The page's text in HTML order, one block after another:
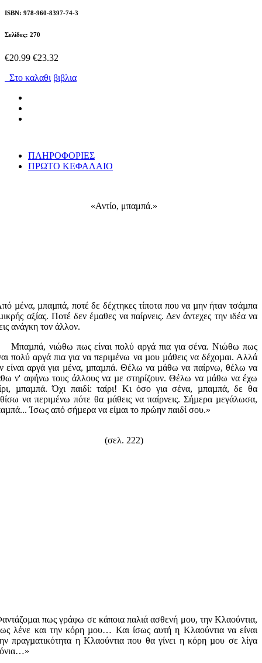
ISBN: 978-960-8397-74-3
Σελίδες: 270
€20.99 €23.32
Στο καλαθι βιβλια
ΠΛΗΡΟΦΟΡΙΕΣ
ΠΡΩΤΟ ΚΕΦΑΛΑΙΟ
«Αντίο, μπαμπά.»
µένα, µπαµπά, ποτέ δε δέχτηκες τίποτα που να µην ήταν τσάµπα
αξίας. Ποτέ δεν έµαθες να παίρνεις. Δεν άντεχες την ιδέα να
ανάγκη τον άλλον.
νιώθω πως είναι πολύ αργά πια για σένα. Νιώθω πως
πολύ αργά πια για να περιµένω να µου µάθεις να δέχοµαι. Αλλά
είναι αργά για µένα, µπαµπά. Θέλω να µάθω να παίρνω, θέλω να
ν' αφήνω τους άλλους να µε στηρίζουν. Θέλω να µάθω να έχω
µπαµπά. Όχι παιδί: ταίρι! Κι όσο για σένα, µπαµπά, δε θα
να περιµένω πότε θα µάθεις να παίρνεις. Σήµερα µεγάλωσα,
Ίσως από σήµερα να είµαι το πρώην παιδί σου.»
(σελ. 222)
πως γράφω σε κάποια παλιά ασθενή μου, την Κλαούντια,
λένε και την κόρη µου… Και ίσως αυτή η Κλαούντια να είναι
πραγµατικότητα η Κλαούντια που θα γίνει η κόρη µου σε λίγα